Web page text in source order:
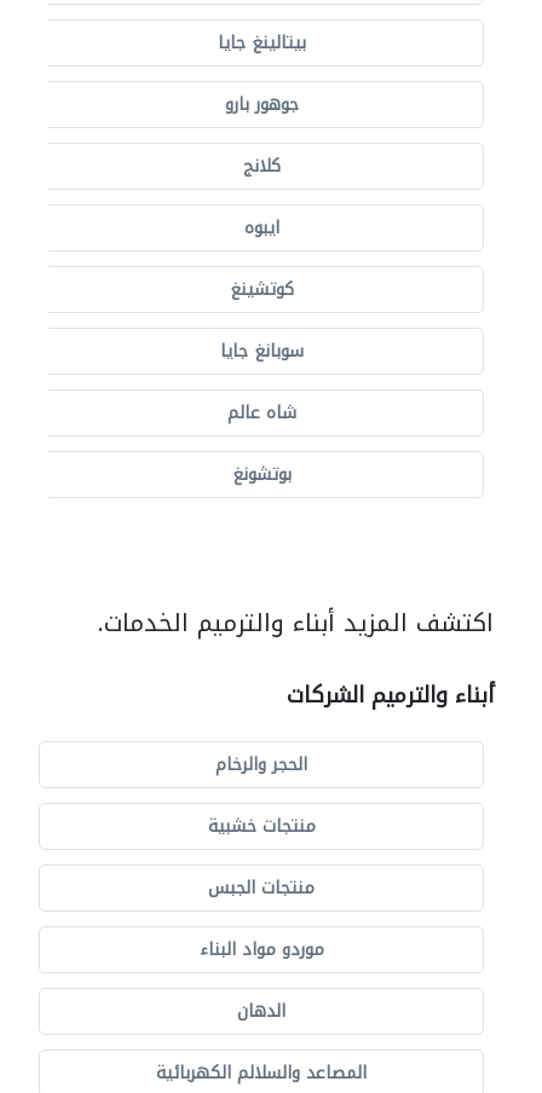
بيتالينغ جايا
جوهور بارو
كلانج
ايبوه
كوتشينغ
سوبانغ جايا
شاه عالم
بوتشونغ
اكتشف المزيد أبناء والترميم الخدمات.
أبناء والترميم الشركات
الحجر والرخام
منتجات خشبية
منتجات الجبس
موردو مواد البناء
الدهان
المصاعد والسلالم الكهربائية